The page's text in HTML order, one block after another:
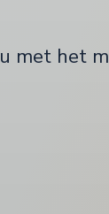
met het